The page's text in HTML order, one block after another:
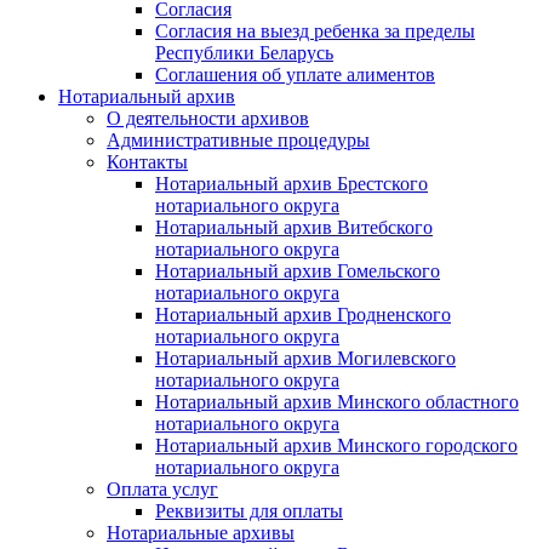
Согласия
Согласия на выезд ребенка за пределы
Республики Беларусь
Соглашения об уплате алиментов
Нотариальный архив
О деятельности архивов
Административные процедуры
Контакты
Нотариальный архив Брестского
нотариального округа
Нотариальный архив Витебского
нотариального округа
Нотариальный архив Гомельского
нотариального округа
Нотариальный архив Гродненского
нотариального округа
Нотариальный архив Могилевского
нотариального округа
Нотариальный архив Минского областного
нотариального округа
Нотариальный архив Минского городского
нотариального округа
Оплата услуг
Реквизиты для оплаты
Нотариальные архивы